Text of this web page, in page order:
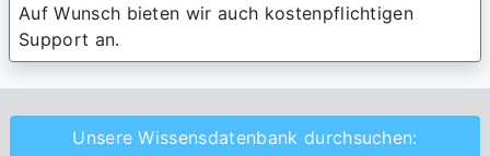
Auf Wunsch bieten wir auch kostenpflichtigen
Support an.
Unsere Wissensdatenbank durchsuchen: